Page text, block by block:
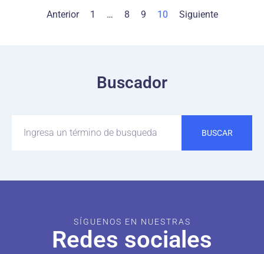
Anterior 1 … 8 9 10 Siguiente
Buscador
BUSCAR
SÍGUENOS EN NUESTRAS
Redes sociales